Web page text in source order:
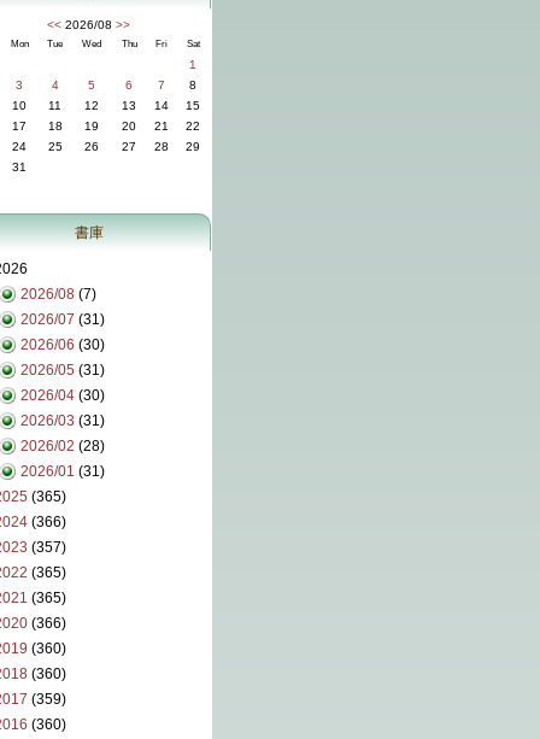
<< 2026/08 >>
Mon Tue Wed Thu Fri Sat
1
3
4 5 6 7
8
10
11 12 13 14
15
17
18 19 20 21
22
24
25 26 27 28
29
31
書庫
2026/08 (7)
2026/07 (31)
2026/06 (30)
2026/05 (31)
2026/04 (30)
2026/03 (31)
2026/02 (28)
2026/01 (31)
(365)
(366)
(357)
(365)
(365)
(366)
(360)
(360)
(359)
(360)